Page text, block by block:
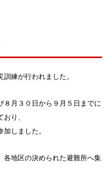
練が行われました。
月３０日から９月５日までに
り、
しました。
各地区の決められた避難所へ集